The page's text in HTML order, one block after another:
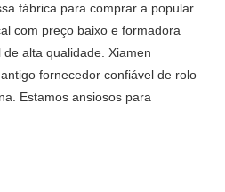
fábrica para comprar a popular
com preço baixo e formadora
alta qualidade. Xiamen
fornecedor confiável de rolo
Estamos ansiosos para